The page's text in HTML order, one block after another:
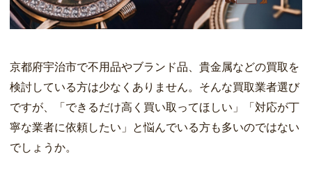
京都府宇治市で不用品やブランド品、貴金属などの買取を
検討している方は少なくありません。そんな買取業者選び
ですが、「できるだけ高く買い取ってほしい」「対応が丁
寧な業者に依頼したい」と悩んでいる方も多いのではない
でしょうか。